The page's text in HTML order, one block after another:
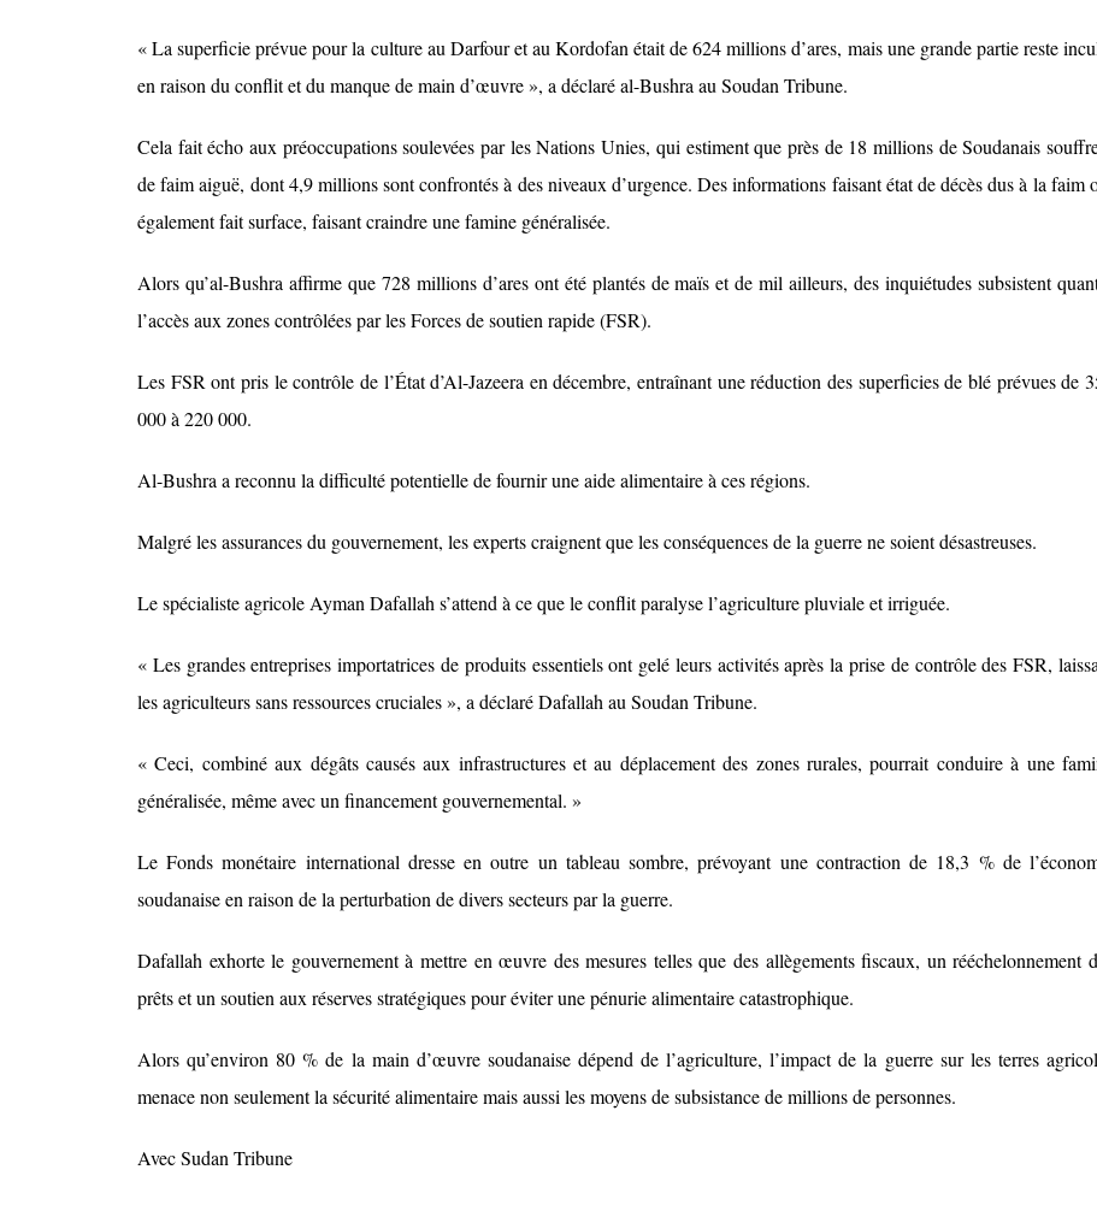
« La superficie prévue pour la culture au Darfour et au Kordofan était de 624 millions d’ares, mais une grande partie reste
en raison du conflit et du manque de main d’œuvre », a déclaré al-Bushra au Soudan Tribune.
Cela fait écho aux préoccupations soulevées par les Nations Unies, qui estiment que près de 18 millions de Soudanais
de faim aiguë, dont 4,9 millions sont confrontés à des niveaux d’urgence. Des informations faisant état de décès dus à la faim
également fait surface, faisant craindre une famine généralisée.
Alors qu’al-Bushra affirme que 728 millions d’ares ont été plantés de maïs et de mil ailleurs, des inquiétudes subsistent
l’accès aux zones contrôlées par les Forces de soutien rapide (FSR).
Les FSR ont pris le contrôle de l’État d’Al-Jazeera en décembre, entraînant une réduction des superficies de blé prévues de
000 à 220 000.
Al-Bushra a reconnu la difficulté potentielle de fournir une aide alimentaire à ces régions.
Malgré les assurances du gouvernement, les experts craignent que les conséquences de la guerre ne soient désastreuses.
Le spécialiste agricole Ayman Dafallah s’attend à ce que le conflit paralyse l’agriculture pluviale et irriguée.
« Les grandes entreprises importatrices de produits essentiels ont gelé leurs activités après la prise de contrôle des FSR,
les agriculteurs sans ressources cruciales », a déclaré Dafallah au Soudan Tribune.
« Ceci, combiné aux dégâts causés aux infrastructures et au déplacement des zones rurales, pourrait conduire à une
généralisée, même avec un financement gouvernemental. »
Le Fonds monétaire international dresse en outre un tableau sombre, prévoyant une contraction de 18,3 % de
soudanaise en raison de la perturbation de divers secteurs par la guerre.
Dafallah exhorte le gouvernement à mettre en œuvre des mesures telles que des allègements fiscaux, un rééchelonnement
prêts et un soutien aux réserves stratégiques pour éviter une pénurie alimentaire catastrophique.
Alors qu’environ 80 % de la main d’œuvre soudanaise dépend de l’agriculture, l’impact de la guerre sur les terres
menace non seulement la sécurité alimentaire mais aussi les moyens de subsistance de millions de personnes.
Avec Sudan Tribune